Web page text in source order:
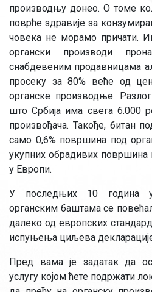
производњу донео. О томе
поврће здравије за
човека не морамо причати.
органски производи
снабдевеним продавницама
просеку за 80% веће од
органске производње.
што Србија има свега 6.000
произвођача. Такође, битан
само 0,6% површина под
укупних обрадивих површина
у Европи.
У последњих 10 година
органским баштама се
далеко од европских
испуњења циљева
Пред вама је задатак да
услугу којом ћете подржати